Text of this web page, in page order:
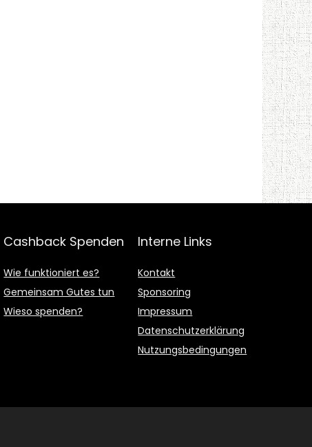
Cashback Spenden
Wie funktioniert es?
Gemeinsam Gutes tun
Wieso spenden?
Interne Links
Kontakt
Sponsoring
Impressum
Datenschutzerklärung
Nutzungsbedingungen